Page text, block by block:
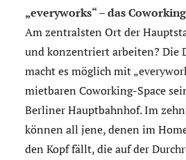
„everyworks“ – das
Am zentralsten Ort der
und konzentriert arbeiten? Die
macht es möglich mit
mietbaren Coworking-Space
Berliner Hauptbahnhof. Im
können all jene, denen im
den Kopf fällt, die auf der